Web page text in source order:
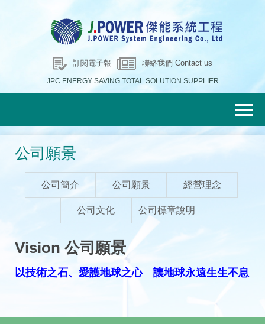
訂閱電子報 聯絡我們 Contact us
JPC ENERGY SAVING TOTAL SOLUTION SUPPLIER
公司願景
公司簡介 公司願景 經營理念
公司文化 公司標章說明
Vision 公司願景
以技術之石、愛護地球之心 讓地球永遠生生不息